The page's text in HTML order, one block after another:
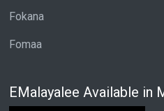
Fokana
Fomaa
EMalayalee Available in